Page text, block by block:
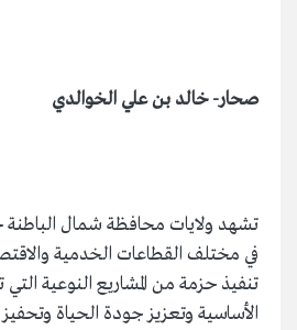
صحار- خالد بن علي الخوالدي
تشهد ولايات محافظة شمال الباطنة
في مختلف القطاعات الخدمية
تنفيذ حزمة من المشاريع النوعية
الأساسية وتعزيز جودة الحياة